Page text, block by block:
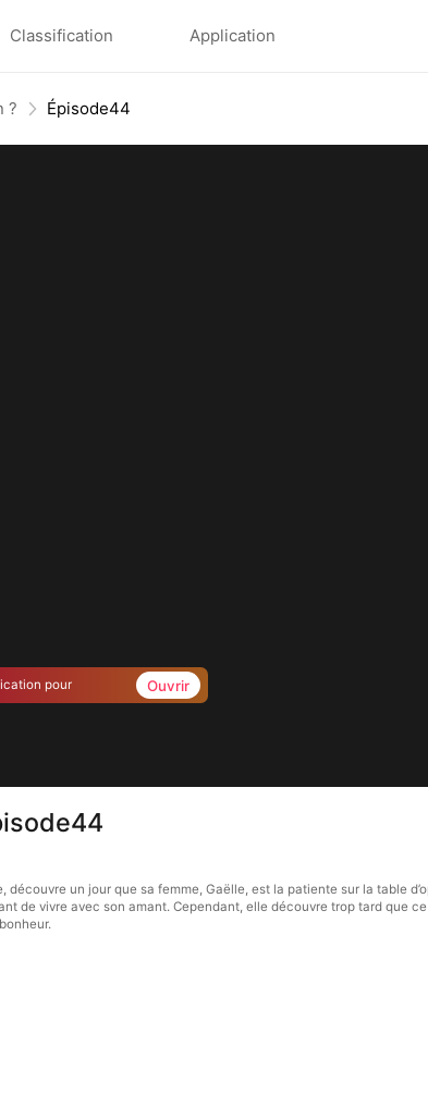
Classification Application
? Épisode44
pour Ouvrir
un jour que sa femme, Gaëlle, est la patiente sur la table
de vivre avec son amant. Cependant, elle découvre trop tard que